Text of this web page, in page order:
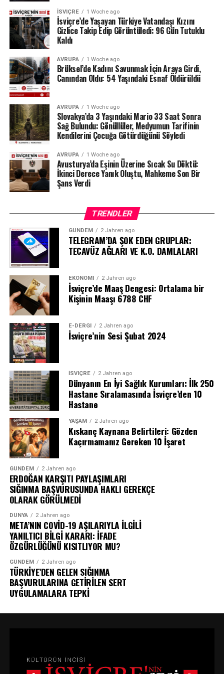
olmadığını savunan sanatçı, derneğin tüm harcama ve
belgelerinin şeffaf olduğunu, İçişleri Bakanlığı
tarafından da düzenli olarak denetlendiğini hatırlattı.
Milyonlarca liralık para transferleri ve şoförün iddiaları
üzerinden derinleşen soruşturmada gözler, yargı
makamlarının atacağı bir sonraki adıma çevrilmiş
durumda.#ahbap #sondakika
İSVIÇRE 1 Woche ago
İsviçre’de Yaşayan Türkiye Vatandaşı Kızını
Gizlice Takip Edip Görüntüledi: 96 Gün Tutuklu
Kaldı
AVRUPA 1 Woche ago
Brüksel’de Kadını Savunmak İçin Araya Girdi,
Canından Oldu: 54 Yaşındaki Esnaf Öldürüldü
AVRUPA 1 Woche ago
Slovakya’da 3 Yaşındaki Mario 33 Saat Sonra
Sağ Bulundu: Gönüllüler, Medyumun Tarifinin
Kendilerini Çocuğa Götürdüğünü Söyledi
AVRUPA 1 Woche ago
Avusturya’da Eşinin Üzerine Sıcak Su Döktü:
İkinci Derece Yanık Oluştu, Mahkeme Son Bir
Şans Verdi
TRENDLER
GÜNDEM 2 Jahren ago
TELEGRAM’DA ŞOK EDEN GRUPLAR:
TECAVÜZ AĞLARI VE K.O. DAMLALARI
EKONOMI 2 Jahren ago
İsviçre’de Maaş Dengesi: Ortalama bir
Kişinin Maaşı 6788 CHF
E-DERGI 2 Jahren ago
İsviçre’nin Sesi Şubat 2024
İSVIÇRE 2 Jahren ago
Dünyanın En İyi Sağlık Kurumları: İlk 250
Hastane Sıralamasında İsviçre’den 10
Hastane
YAŞAM 2 Jahren ago
Kıskanç Kaynana Belirtileri: Gözden
Kaçırmamanız Gereken 10 İşaret
GÜNDEM 2 Jahren ago
ERDOĞAN KARŞITI PAYLAŞIMLARI
SIĞINMA BAŞVURUSUNDA HAKLI GEREKÇE
OLARAK GÖRÜLMEDİ
DÜNYA 2 Jahren ago
META’NIN COVİD-19 AŞILARIYLA İLGİLİ
YANILTICI BİLGİ KARARI: İFADE
ÖZGÜRLÜĞÜNÜ KISITLIYOR MU?
GÜNDEM 2 Jahren ago
TÜRKİYE’DEN GELEN SIĞINMA
BAŞVURULARINA GETİRİLEN SERT
UYGULAMALARA TEPKİ